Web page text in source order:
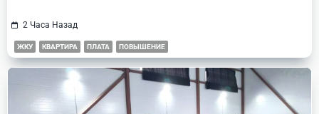
2 Часа Назад
ЖКУ КВАРТИРА ПЛАТА ПОВЫШЕНИЕ